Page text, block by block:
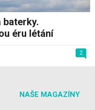
baterky.
éru létání
2
NAŠE MAGAZÍNY